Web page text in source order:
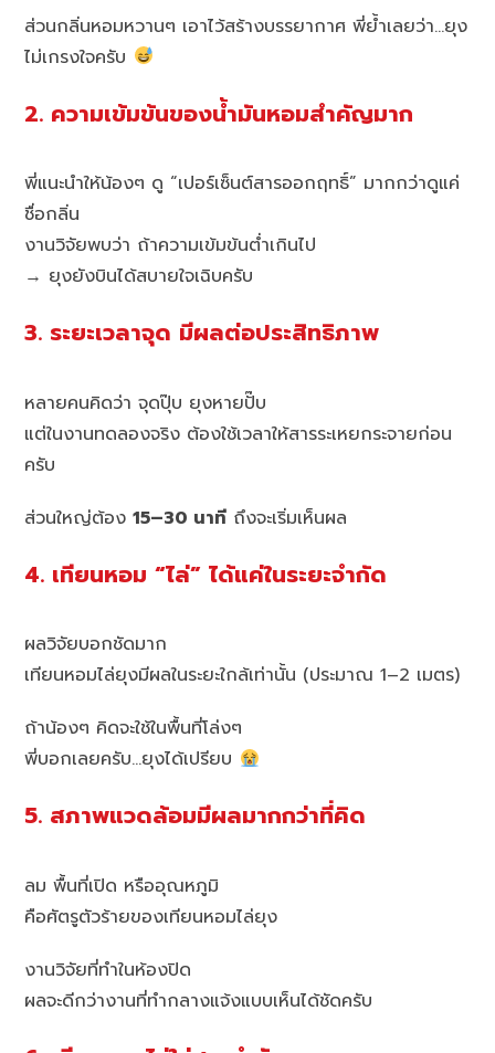
ส่วนกลิ่นหอมหวานๆ เอาไว้สร้างบรรยากาศ พี่ย้ำเลยว่า…ยุง
ไม่เกรงใจครับ
2. ความเข้มข้นของน้ำมันหอมสำคัญมาก
พี่แนะนำให้น้องๆ ดู “เปอร์เซ็นต์สารออกฤทธิ์” มากกว่าดูแค่
ชื่อกลิ่น
งานวิจัยพบว่า ถ้าความเข้มข้นต่ำเกินไป
→ ยุงยังบินได้สบายใจเฉิบครับ
3. ระยะเวลาจุด มีผลต่อประสิทธิภาพ
หลายคนคิดว่า จุดปุ๊บ ยุงหายปั๊บ
แต่ในงานทดลองจริง ต้องใช้เวลาให้สารระเหยกระจายก่อน
ครับ
ส่วนใหญ่ต้อง15–30 นาที ถึงจะเริ่มเห็นผล
4. เทียนหอม “ไล่” ได้แค่ในระยะจำกัด
ผลวิจัยบอกชัดมาก
เทียนหอมไล่ยุงมีผลในระยะใกล้เท่านั้น (ประมาณ 1–2 เมตร)
ถ้าน้องๆ คิดจะใช้ในพื้นที่โล่งๆ
พี่บอกเลยครับ…ยุงได้เปรียบ
5. สภาพแวดล้อมมีผลมากกว่าที่คิด
ลม พื้นที่เปิด หรืออุณหภูมิ
คือศัตรูตัวร้ายของเทียนหอมไล่ยุง
งานวิจัยที่ทำในห้องปิด
ผลจะดีกว่างานที่ทำกลางแจ้งแบบเห็นได้ชัดครับ